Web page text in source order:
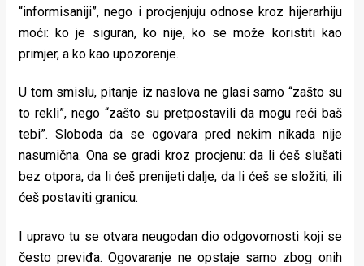
“informisaniji”, nego i procjenjuju odnose kroz hijerarhiju
moći: ko je siguran, ko nije, ko se može koristiti kao
primjer, a ko kao upozorenje.
U tom smislu, pitanje iz naslova ne glasi samo “zašto su
to rekli”, nego “zašto su pretpostavili da mogu reći baš
tebi”. Sloboda da se ogovara pred nekim nikada nije
nasumična. Ona se gradi kroz procjenu: da li ćeš slušati
bez otpora, da li ćeš prenijeti dalje, da li ćeš se složiti, ili
ćeš postaviti granicu.
I upravo tu se otvara neugodan dio odgovornosti koji se
često previđa. Ogovaranje ne opstaje samo zbog onih